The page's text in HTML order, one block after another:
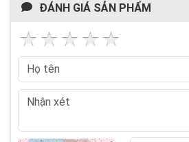
ĐÁNH GIÁ SẢN PHẨM